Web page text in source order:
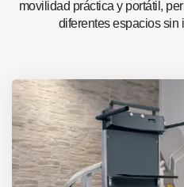
movilidad práctica y portátil,
diferentes espacios sin